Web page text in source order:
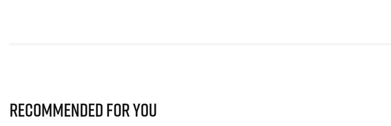
Recommended for you